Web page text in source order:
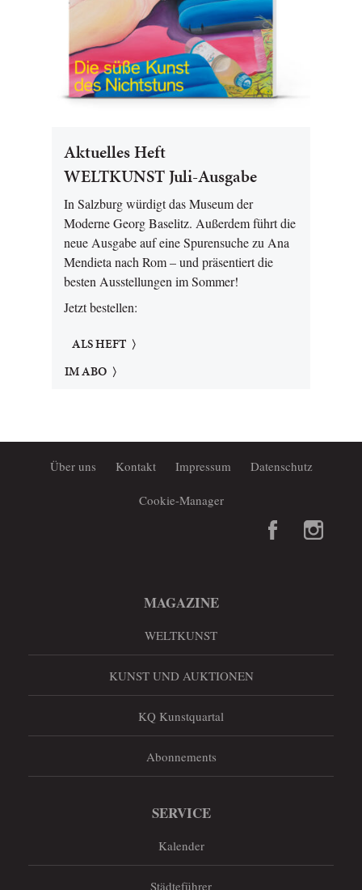
Aktuelles Heft
WELTKUNST Juli-Ausgabe
In Salzburg würdigt das Museum der
Moderne Georg Baselitz. Außerdem führt die
neue Ausgabe auf eine Spurensuche zu Ana
Mendieta nach Rom – und präsentiert die
besten Ausstellungen im Sommer!
Jetzt bestellen:
ALS HEFT
IM ABO
Über uns Kontakt Impressum Datenschutz
Cookie-Manager
MAGAZINE
WELTKUNST
KUNST UND AUKTIONEN
KQ Kunstquartal
Abonnements
SERVICE
Kalender
Städteführer